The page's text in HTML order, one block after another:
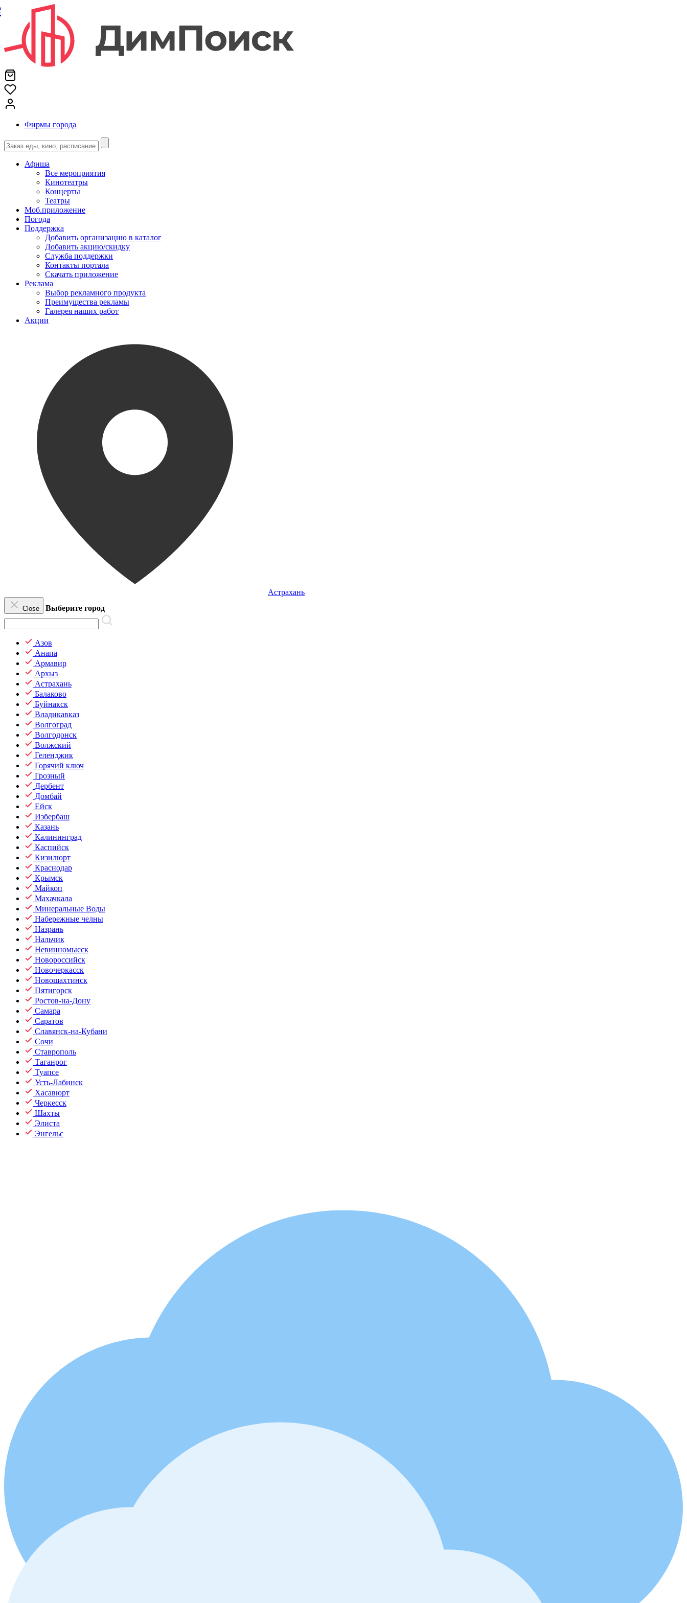
Фирмы города
Афиша
Все мероприятия
Кинотеатры
Концерты
Театры
Моб.приложение
Погода
Поддержка
Добавить организацию в каталог
Добавить акцию/скидку
Служба поддержки
Контакты портала
Скачать приложение
Реклама
Выбор рекламного продукта
Преимущества рекламы
Галерея наших работ
Акции
Астрахань
Close Выберите город
Азов
Анапа
Армавир
Архыз
Астрахань
Балаково
Буйнакск
Владикавказ
Волгоград
Волгодонск
Волжский
Геленджик
Горячий ключ
Грозный
Дербент
Домбай
Ейск
Избербаш
Казань
Калининград
Каспийск
Кизилюрт
Краснодар
Крымск
Майкоп
Махачкала
Минеральные Воды
Набережные челны
Назрань
Нальчик
Невинномысск
Новороссийск
Новочеркасск
Новошахтинск
Пятигорск
Ростов-на-Дону
Самара
Саратов
Славянск-на-Кубани
Сочи
Ставрополь
Таганрог
Туапсе
Усть-Лабинск
Хасавюрт
Черкесск
Шахты
Элиста
Энгельс